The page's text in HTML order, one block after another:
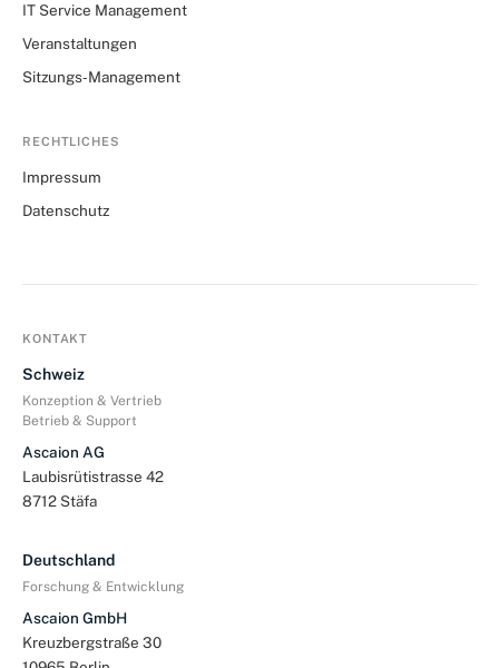
IT Service Management
Veranstaltungen
Sitzungs‑Management
RECHTLICHES
Impressum
Datenschutz
KONTAKT
Schweiz
Konzeption & Vertrieb
Betrieb & Support
Ascaion AG
Laubisrütistrasse 42
8712 Stäfa
Deutschland
Forschung & Entwicklung
Ascaion GmbH
Kreuzbergstraße 30